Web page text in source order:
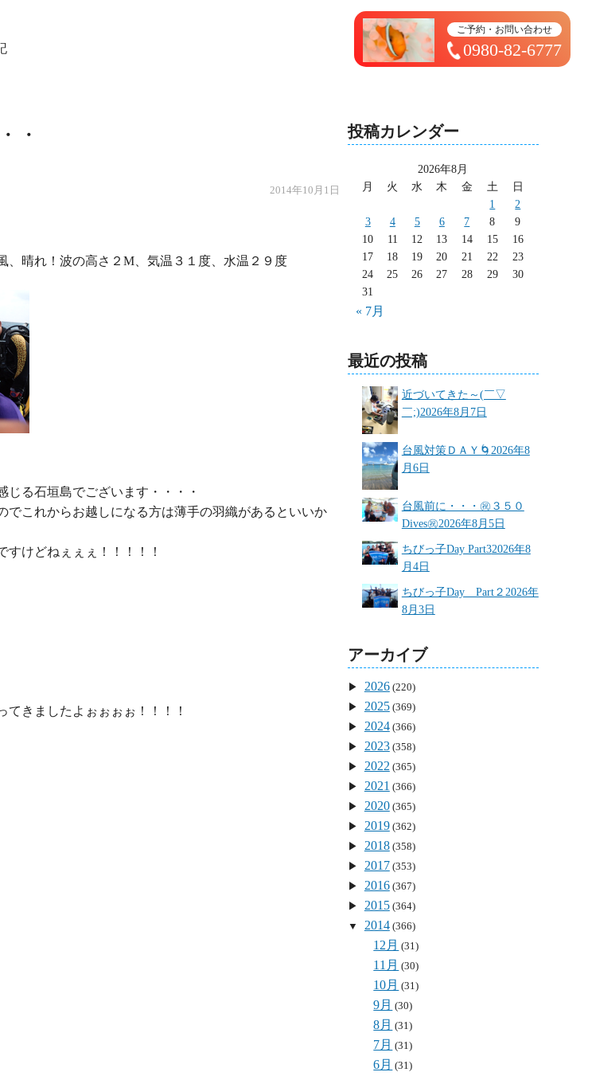
ご予約・お問い合わせ
0980-82-6777
トップページ ＞ 太造日記
・
2014年10月1日
じる石垣島でございます・・・・
でこれからお越しになる方は薄手の羽織があるといいか
すけどねぇぇぇ！！！！！
きましたよぉぉぉぉ！！！！
投稿カレンダー
2026年8月
月
火 水 木 金 土
日
1
2
3
4 5 6 7 8
9
10
11 12 13 14 15
16
17
18 19 20 21 22
23
24
25 26 27 28 29
30
31
« 7月
最近の投稿
近づいてきた～(￣▽
￣;)2026年8月7日
台風対策ＤＡＹ🌀 2026年8
月6日
台風前に・・・㊗３５０
Dives㊗2026年8月5日
ちびっ子Day Part32026年8
月4日
ちびっ子Day Part２ 2026年
8月3日
アーカイブ
2026(220)
2025(369)
2024(366)
2023(358)
2022(365)
2021 (366)
2020(365)
2019(362)
2018(358)
2017(353)
2016(367)
2015(364)
2014(366)
12月 (31)
11月 (30)
10月 (31)
9月 (30)
8月 (31)
7月 (31)
6月 (31)